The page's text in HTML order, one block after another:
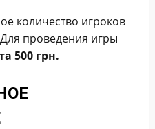
количество игроков
проведения игры
500 грн.